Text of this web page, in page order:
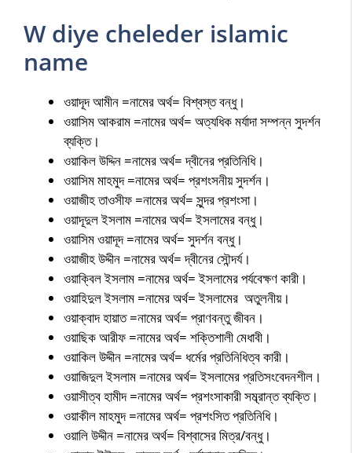
W diye cheleder islamic
name
ওয়াদূদ আমীন =নামের অর্থ= বিশ্বস্ত বন্ধু।
ওয়াসিম আকরাম =নামের অর্থ= অত্যধিক মর্যাদা সম্পন্ন সুদর্শন
ব্যক্তি।
ওয়াকিল উদ্দিন =নামের অর্থ= দ্বীনের প্রতিনিধি।
ওয়াসিম মাহমুদ =নামের অর্থ= প্রশংসনীয় সুদর্শন।
ওয়াজীহ তাওসীফ =নামের অর্থ= সুন্দর প্রশংসা।
ওয়াদূদুল ইসলাম =নামের অর্থ= ইসলামের বন্ধু।
ওয়াসিম ওয়াদূদ =নামের অর্থ= সুদর্শন বন্ধু।
ওয়াজীহ উদ্দীন =নামের অর্থ= দ্বীনের সৌন্দর্য।
ওয়াক্বিল ইসলাম =নামের অর্থ= ইসলামের পর্যবেক্ষণ কারী।
ওয়াহিদুল ইসলাম =নামের অর্থ= ইসলামের অতুলনীয়।
ওয়াক্বাদ হায়াত =নামের অর্থ= প্রাণবন্তু জীবন।
ওয়াছিক আরীফ =নামের অর্থ= শক্তিশালী মেধাবী।
ওয়াকিল উদ্দীন =নামের অর্থ= ধর্মের প্রতিনিধিত্ব কারী।
ওয়াজিদুল ইসলাম =নামের অর্থ= ইসলামের প্রতিসংবেদনশীল।
ওয়াসীত্ব হামীদ =নামের অর্থ= প্রশংসাকারী সম্ব্রান্ত ব্যক্তি।
ওয়াকীল মাহমুদ =নামের অর্থ= প্রশংসিত প্রতিনিধি।
ওয়ালি উদ্দীন =নামের অর্থ= বিশ্বাসের মিত্র/বন্ধু।